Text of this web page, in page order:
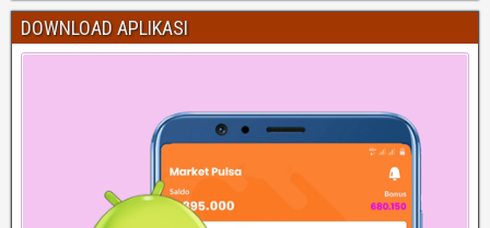
DOWNLOAD APLIKASI